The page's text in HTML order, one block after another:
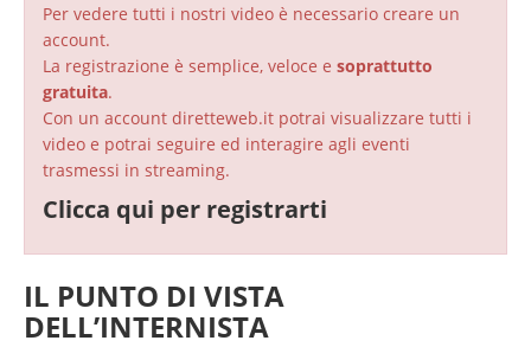
Per vedere tutti i nostri video è necessario creare un
account.
La registrazione è semplice, veloce e soprattutto
gratuita.
Con un account diretteweb.it potrai visualizzare tutti i
video e potrai seguire ed interagire agli eventi
trasmessi in streaming.
Clicca qui per registrarti
IL PUNTO DI VISTA
DELL’INTERNISTA